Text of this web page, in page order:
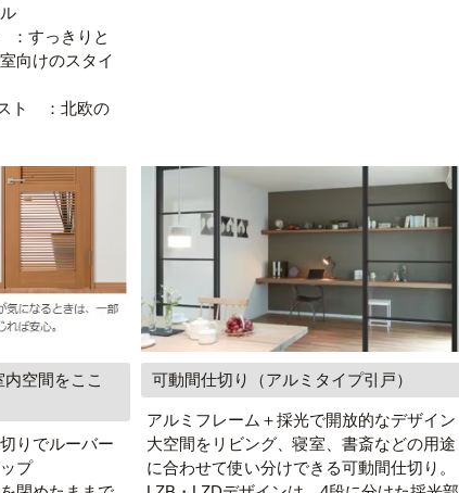
すっきりと
向けのスタイ
ト ：北欧の
空間をここ
りでルーバー
プ
可動間仕切り（アルミタイプ引戸）
アルミフレーム＋採光で開放的なデザイン
大空間をリビング、寝室、書斎などの用途
に合わせて使い分けできる可動間仕切り。